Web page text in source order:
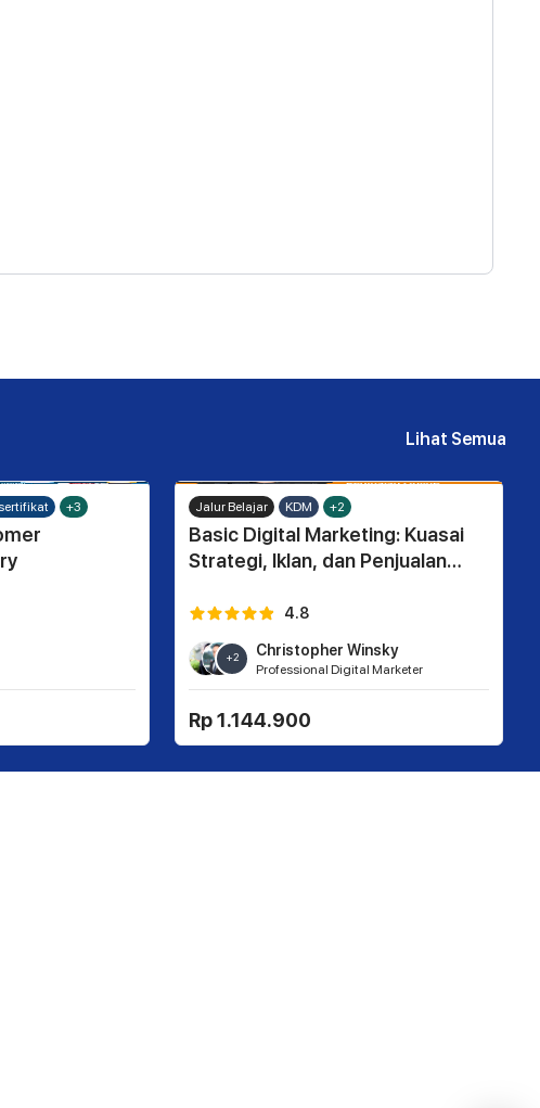
Lihat Semua
+3 Jalur Belajar KDM +2
Basic Digital Marketing: Kuasai
Strategi, Iklan, dan Penjualan
4.8
+2 Christopher Winsky
Professional Digital Marketer
Rp 1.144.900